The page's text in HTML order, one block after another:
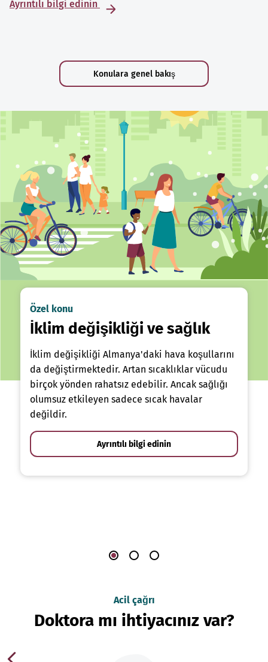
Ayrıntılı bilgi edinin
Konulara genel bakış
Özel konu
İklim değişikliği ve sağlık
İklim değişikliği Almanya'daki hava koşullarını
da değiştirmektedir. Artan sıcaklıklar vücudu
birçok yönden rahatsız edebilir. Ancak sağlığı
olumsuz etkileyen sadece sıcak havalar
değildir.
Ayrıntılı bilgi edinin
Acil çağrı
Doktora mı ihtiyacınız var?